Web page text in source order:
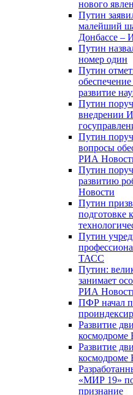
нового
Путин
малейший
Донбассе –
Путин
номер один
Путин
развитие
Путин
внедрении
Путин
вопросы
РИА
Путин
развитию
Новости
Путин
подготовке
Путин
ТАСС
Путин:
занимает
РИА
ПФР начал
Развитие
космодроме
Развитие
космодроме
«МИР 19»
признание